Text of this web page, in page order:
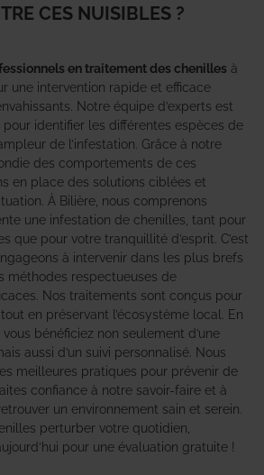
CES NUISIBLES ?
en traitement des chenilles à
une intervention rapide et efficace
Notre équipe d’experts est
identifier les différentes espèces de
de l’infestation. Grâce à notre
des comportements de ces
en place des solutions ciblées et
À Bilière, nous comprenons
une infestation de chenilles, tant pour
que pour votre tranquillité d’esprit. C’est
à intervenir dans les plus brefs
méthodes respectueuses de
Nos traitements sont conçus pour
en préservant l’écosystème local. En
bénéficiez non seulement d’une
aussi d’un suivi personnalisé. Nous
meilleures pratiques pour prévenir de
confiance à notre savoir-faire et à
un environnement sain et serein.
perturber votre quotidien,
pour une évaluation gratuite !